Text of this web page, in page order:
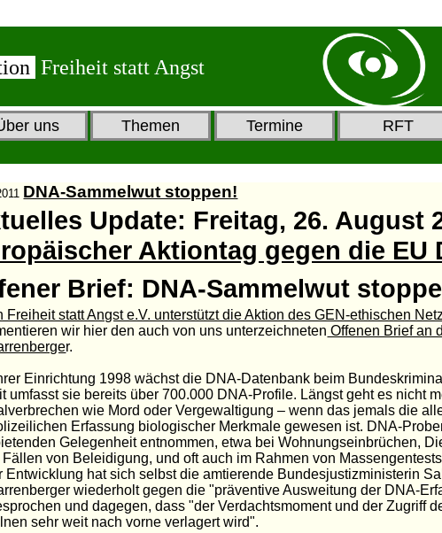
Freiheit statt Angst
uns Themen Termine RFT
DNA-Sammelwut stoppen!
Update: Freitag, 26. August
Aktiontag gegen die EU
Brief: DNA-Sammelwut
Freiheit statt Angst e.V. unterstützt die Aktion des GEN-ethischen
wir hier den auch von uns unterzeichneten Offenen Brief an
r.
Einrichtung 1998 wächst die DNA-Datenbank beim
umfasst sie bereits über 700.000 DNA-Profile. Längst geht es nicht
wie Mord oder Vergewaltigung – wenn das jemals die
Erfassung biologischer Merkmale gewesen ist. DNA-
Gelegenheit entnommen, etwa bei Wohnungseinbrüchen,
Fällen von Beleidigung, und oft auch im Rahmen von
Entwicklung hat sich selbst die amtierende Bundesjustizministerin
wiederholt gegen die "präventive Ausweitung der DNA-
und dagegen, dass "der Verdachtsmoment und der Zugriff
sehr weit nach vorne verlagert wird".